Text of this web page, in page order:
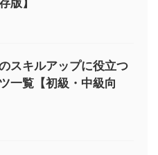
スキルアップに役立つ
一覧【初級・中級向